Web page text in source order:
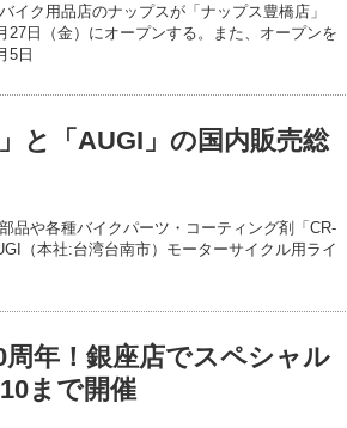
イク用品店のナップスが「ナップス豊橋店」
27日（金）にオープンする。また、オープンを
5日
と「AUGI」の国内販売総
品や各種バイクパーツ・コーティング剤「CR-
（本社:台湾台南市）モーターサイクル用ライ
年！銀座店でスペシャル
まで開催